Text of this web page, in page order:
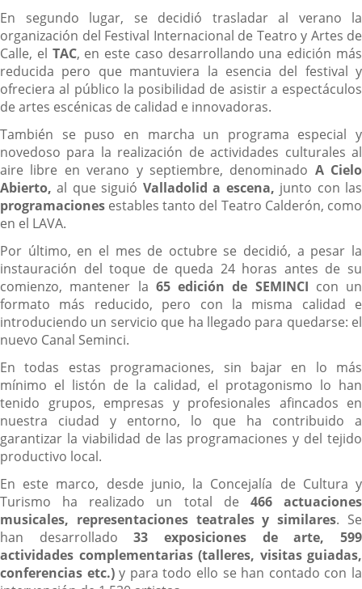
En segundo lugar, se decidió trasladar al verano la
organización del Festival Internacional de Teatro y Artes de
Calle, el TAC, en este caso desarrollando una edición más
reducida pero que mantuviera la esencia del festival y
ofreciera al público la posibilidad de asistir a espectáculos
de artes escénicas de calidad e innovadoras.
También se puso en marcha un programa especial y
novedoso para la realización de actividades culturales al
aire libre en verano y septiembre, denominado A Cielo
Abierto,al que siguió Valladolid a escena, junto con las
programaciones estables tanto del Teatro Calderón, como
en el LAVA.
Por último, en el mes de octubre se decidió, a pesar la
instauración del toque de queda 24 horas antes de su
comienzo, mantener la 65 edición de SEMINCI con un
formato más reducido, pero con la misma calidad e
introduciendo un servicio que ha llegado para quedarse: el
nuevo Canal Seminci.
En todas estas programaciones, sin bajar en lo más
mínimo el listón de la calidad, el protagonismo lo han
tenido grupos, empresas y profesionales afincados en
nuestra ciudad y entorno, lo que ha contribuido a
garantizar la viabilidad de las programaciones y del tejido
productivo local.
En este marco, desde junio, la Concejalía de Cultura y
Turismo ha realizado un total de 466 actuaciones
musicales, representaciones teatrales y similares. Se
han desarrollado33 exposiciones de arte, 599
actividades complementarias (talleres, visitas guiadas,
conferencias etc.)y para todo ello se han contado con la